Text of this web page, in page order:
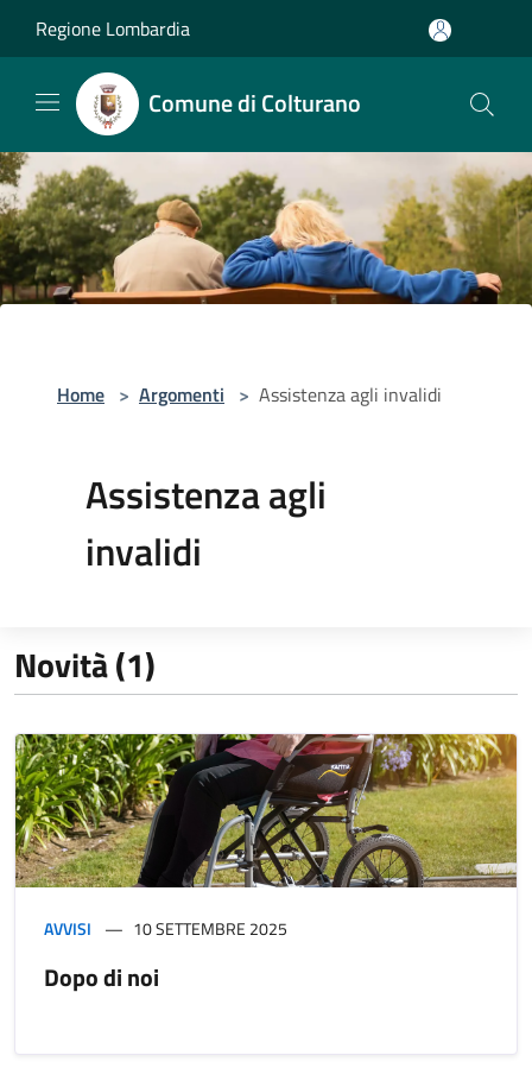
Regione Lombardia
Comune di Colturano
Home > Argomenti > Assistenza agli invalidi
Assistenza agli
invalidi
Novità (1)
AVVISI 10 SETTEMBRE 2025
Dopo di noi